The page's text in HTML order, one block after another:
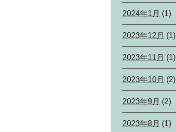
2024年1月 (1)
2023年12月 (1)
2023年11月 (1)
2023年10月 (2)
2023年9月 (2)
2023年8月 (1)